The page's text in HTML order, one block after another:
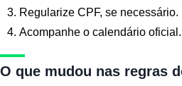
Regularize CPF, se necessário.
Acompanhe o calendário oficial.
O que mudou nas regras